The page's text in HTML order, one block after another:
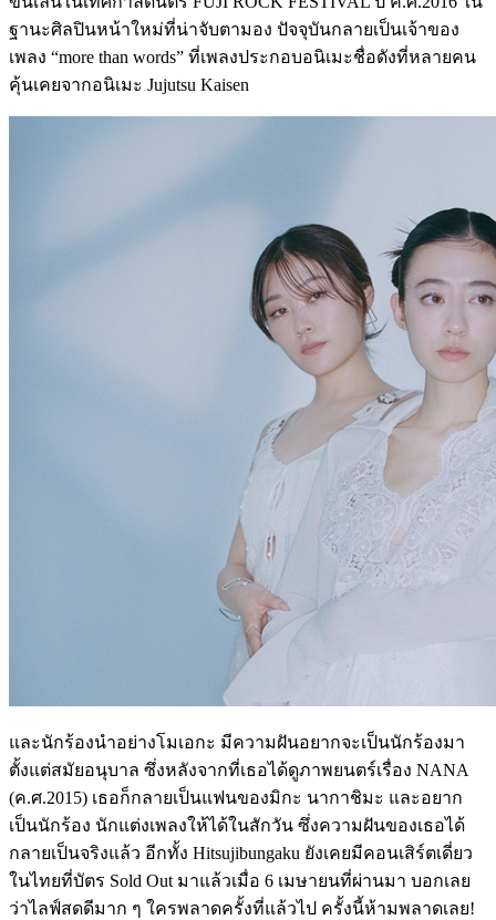
ฐานะศิลปินหน้าใหม่ที่น่าจับตามอง ปัจจุบันกลายเป็นเจ้าของ
เพลง “more than words” ที่เพลงประกอบอนิเมะชื่อดังที่หลายคน
คุ้นเคยจากอนิเมะ Jujutsu Kaisen
และนักร้องนำอย่างโมเอกะ มีความฝันอยากจะเป็นนักร้องมา
ตั้งแต่สมัยอนุบาล ซึ่งหลังจากที่เธอได้ดูภาพยนตร์เรื่อง NANA
(ค.ศ.2015) เธอก็กลายเป็นแฟนของมิกะ นากาชิมะ และอยาก
เป็นนักร้อง นักแต่งเพลงให้ได้ในสักวัน ซึ่งความฝันของเธอได้
กลายเป็นจริงแล้ว อีกทั้ง Hitsujibungaku ยังเคยมีคอนเสิร์ตเดี่ยว
ในไทยที่บัตร Sold Out มาแล้วเมื่อ 6 เมษายนที่ผ่านมา บอกเลย
ว่าไลฟ์สดดีมาก ๆ ใครพลาดครั้งที่แล้วไป ครั้งนี้ห้ามพลาดเลย!